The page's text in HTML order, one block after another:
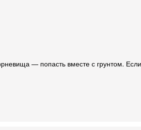
— попасть вместе с грунтом.